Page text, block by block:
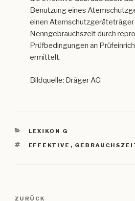
Benutzung eines
einen
Nenngebrauchszeit durch
Prüfbedingungen an
ermittelt.
Bildquelle: Dräger AG
KATEGORIEN
LEXIKON G
SCHLAGWÖRTER
EFFEKTIVE ,
Beitragsnavigation
ZURÜCK